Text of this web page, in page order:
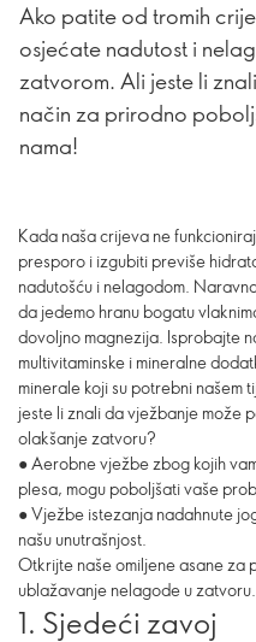
Ako patite od tromih
osjećate nadutost i
zatvorom. Ali jeste li
način za prirodno
nama!
Kada naša crijeva ne
presporo i izgubiti previše
nadutošću i nelagodom.
da jedemo hranu bogatu
dovoljno magnezija. Isprobajte
multivitaminske i mineralne
minerale koji su potrebni
jeste li znali da vježbanje može
olakšanje zatvoru?
● Aerobne vježbe zbog kojih
plesa, mogu poboljšati vaše
● Vježbe istezanja nadahnute
našu unutrašnjost.
Otkrijte naše omiljene asane za
ublažavanje nelagode u zatvoru.
1. Sjedeći zavoj